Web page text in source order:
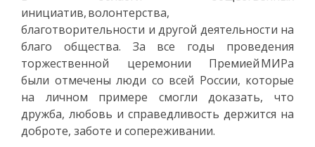
инициатив, волонтерства,
благотворительности и другой деятельности на
благо общества. За все годы проведения
торжественной церемонии Премией МИРа
были отмечены люди со всей России, которые
на личном примере смогли доказать, что
дружба, любовь и справедливость держится на
доброте, заботе и сопереживании.